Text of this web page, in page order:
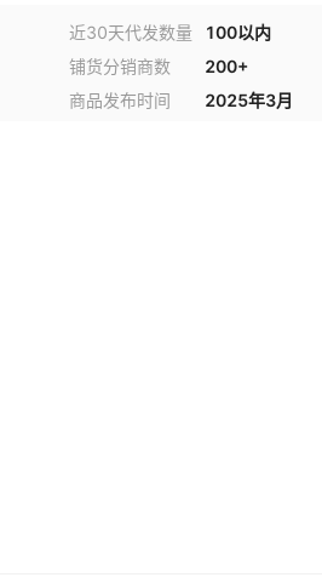
近30天代发数量 100以内
铺货分销商数 200+
商品发布时间 2025年3月